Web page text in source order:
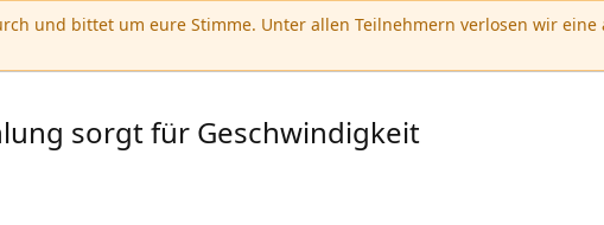
und bittet um eure Stimme. Unter allen Teilnehmern verlosen wir eine
sorgt für Geschwindigkeit